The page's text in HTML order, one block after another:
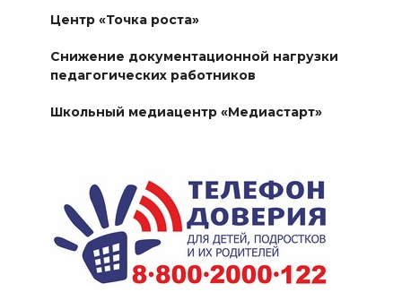
Центр «Точка роста»
Снижение документационной нагрузки
педагогических работников
Школьный медиацентр «Медиастарт»